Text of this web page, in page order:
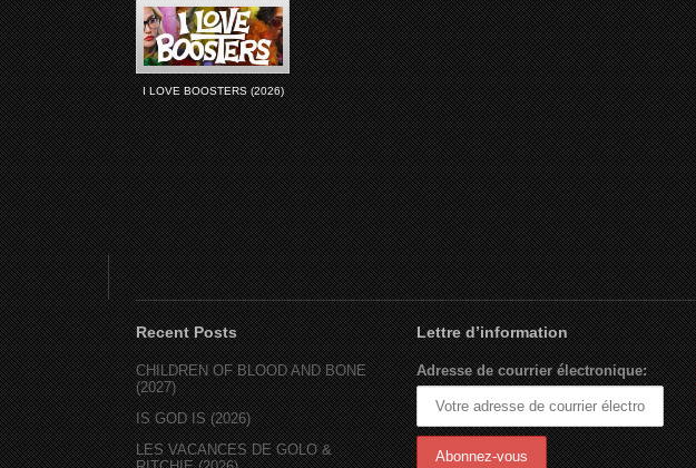
I LOVE BOOSTERS (2026)
Recent Posts
CHILDREN OF BLOOD AND BONE
(2027)
IS GOD IS (2026)
LES VACANCES DE GOLO &
Lettre d’information
Adresse de courrier électronique: